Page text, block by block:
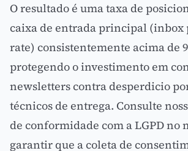
O resultado é uma taxa de
caixa de entrada principal (inbox
rate) consistentemente acima de
protegendo o investimento em
newsletters contra desperdicio
técnicos de entrega. Consulte
de conformidade com aLGPD no
garantir que a coleta de